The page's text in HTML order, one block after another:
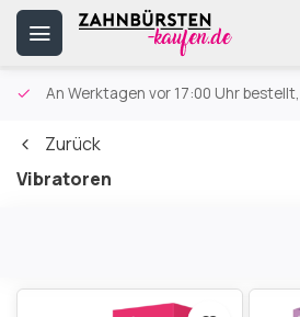
An Werktagen vor 17:00 Uhr
Zurück
Vibratoren